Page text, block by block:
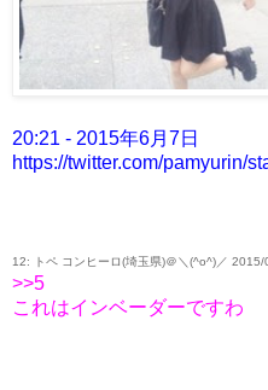
20:21 - 2015年6月7日
https://twitter.com/pamyurin/
12: トペ コンヒーロ(埼玉県)＠＼(^o^)／
>>5
これはインベーダーですわ